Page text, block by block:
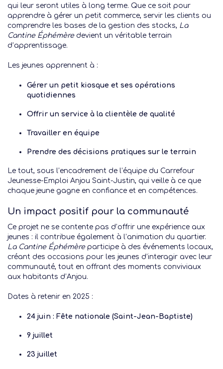
qui leur seront utiles à long terme. Que ce soit pour
apprendre à gérer un petit commerce, servir les clients ou
comprendre les bases de la gestion des stocks, La
Cantine Éphémèredevient un véritable terrain
d’apprentissage.
Les jeunes apprennent à :
Gérer un petit kiosque et ses opérations
quotidiennes
Offrir un service à la clientèle de qualité
Travailler en équipe
Prendre des décisions pratiques sur le terrain
Le tout, sous l’encadrement de l’équipe du Carrefour
Jeunesse-Emploi Anjou Saint-Justin, qui veille à ce que
chaque jeune gagne en confiance et en compétences.
Un impact positif pour la communauté
Ce projet ne se contente pas d’offrir une expérience aux
jeunes : il contribue également à l’animation du quartier.
La Cantine Éphémèreparticipe à des événements locaux,
créant des occasions pour les jeunes d’interagir avec leur
communauté, tout en offrant des moments conviviaux
aux habitants d’Anjou.
Dates à retenir en 2025 :
24 juin : Fête nationale (Saint-Jean-Baptiste)
9 juillet
23 juillet